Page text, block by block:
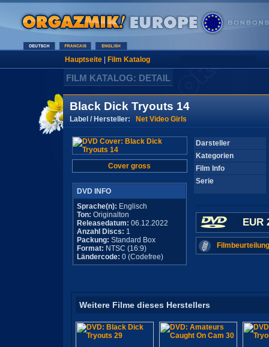
Hauptseite| Film Katalog
FILM KATALOG: DETAIL
Black Dick Tryouts 14
Label / Hersteller: Net Video Girls
Cover gross
DVD INFO
Sprache(n): Englisch
Ton: Originalton
Releasedatum: 06.12.2022
Anzahl Discs: 1
Packung: Standard Box
Format: NTSC (16:9)
Ländercode: 0 (Codefree)
Darsteller
Kategorien
Film Info
Serie
EUR
Weitere Filme dieses Herstellers